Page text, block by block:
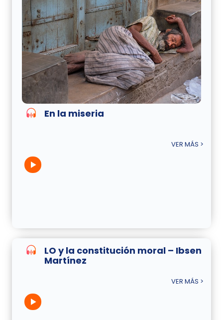
En la miseria
VER MÁS >
LO y la constitución moral – Ibsen
Martínez
VER MÁS >